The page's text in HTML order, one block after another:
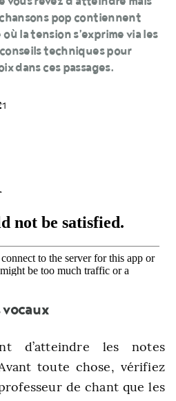
pop contiennent
la tension s’exprime via les
techniques pour
dans ces passages.
vocaux
d’atteindre les notes
toute chose, vérifiez
de chant que les